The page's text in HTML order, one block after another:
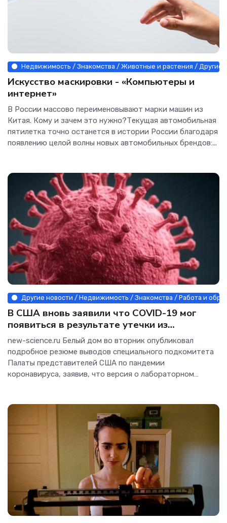
Недвижимость / Знакомства / Животные и растения / Другие
Искусство маскировки - «Компьютеры и
интернет»
В России массово переименовывают марки машин из
Китая. Кому и зачем это нужно?Текущая автомобильная
пятилетка точно останется в истории России благодаря
появлению целой волны новых автомобильных брендов:...
Другие новости / Недвижимость / Знакомства / Работа и
В США вновь заявили что COVID-19 мог
появиться в результате утечки из
лаборатории - Интернет технологии.
new-science.ru Белый дом во вторник опубликовал
подробное резюме выводов специального подкомитета
Палаты представителей США по пандемии
коронавируса, заявив, что версия о лабораторном
содержится